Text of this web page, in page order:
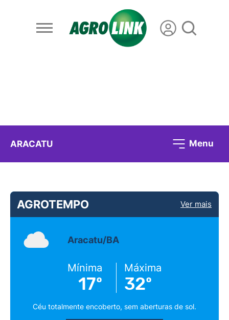
ARACATU Menu
AGROTEMPO Ver mais
Aracatu/BA
Mínima
17º
Máxima
32º
Céu totalmente encoberto, sem aberturas de sol.